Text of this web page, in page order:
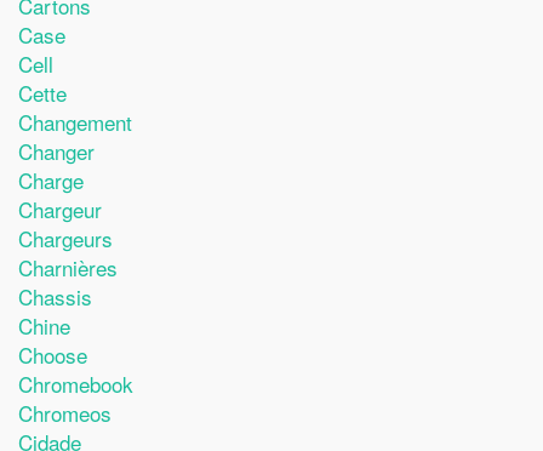
Case
Cell
Cette
Changement
Changer
Charge
Chargeur
Chargeurs
Charnières
Chassis
Chine
Choose
Chromebook
Chromeos
Cidade